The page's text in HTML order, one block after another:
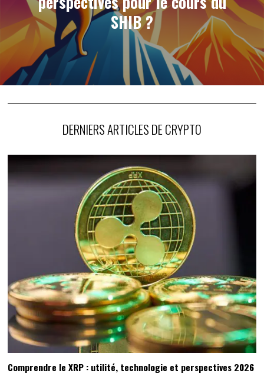
SHIB ?
DERNIERS ARTICLES DE CRYPTO
Comprendre le XRP : utilité, technologie et perspectives 2026